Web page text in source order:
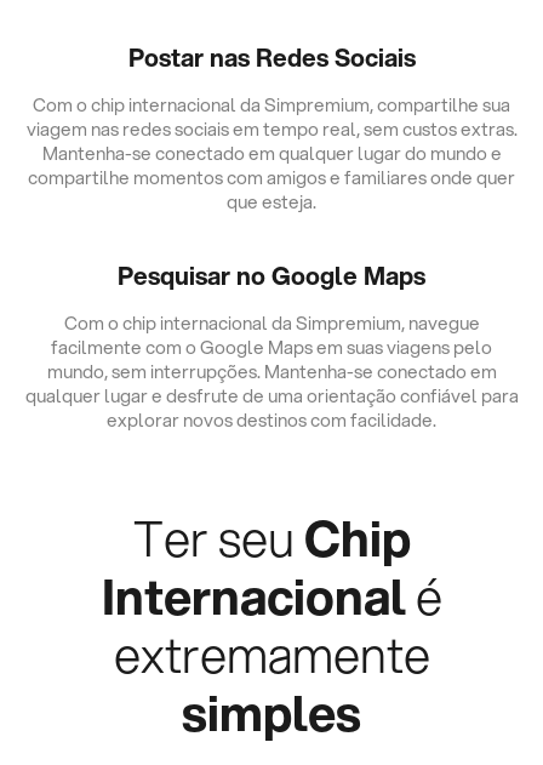
Postar nas Redes Sociais
Com o chip internacional da Simpremium, compartilhe sua
viagem nas redes sociais em tempo real, sem custos extras.
Mantenha-se conectado em qualquer lugar do mundo e
compartilhe momentos com amigos e familiares onde quer
que esteja.
Pesquisar no Google Maps
Com o chip internacional da Simpremium, navegue
facilmente com o Google Maps em suas viagens pelo
mundo, sem interrupções. Mantenha-se conectado em
qualquer lugar e desfrute de uma orientação confiável para
explorar novos destinos com facilidade.
Ter seuChip
Internacionalé
extremamente
simples